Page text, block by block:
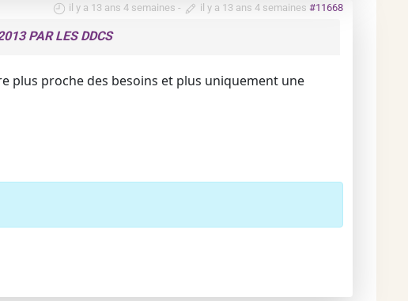
il y a 13 ans 4 semaines - il y a 13 ans 4 semaines #11668
PAR LES DDCS
plus proche des besoins et plus uniquement une